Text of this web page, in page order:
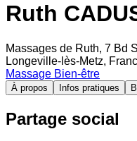
Ruth
Massages de Ruth, 7 Bd
Longeville-lès-Metz,
Massage Bien-être
À propos Infos pratiques
Partage social